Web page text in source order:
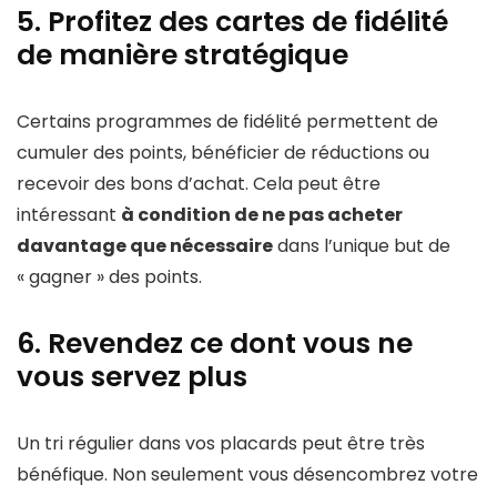
5. Profitez des cartes de fidélité
de manière stratégique
Certains programmes de fidélité permettent de
cumuler des points, bénéficier de réductions ou
recevoir des bons d’achat. Cela peut être
intéressant à condition de ne pas acheter
davantage que nécessairedans l’unique but de
« gagner » des points.
6. Revendez ce dont vous ne
vous servez plus
Un tri régulier dans vos placards peut être très
bénéfique. Non seulement vous désencombrez votre